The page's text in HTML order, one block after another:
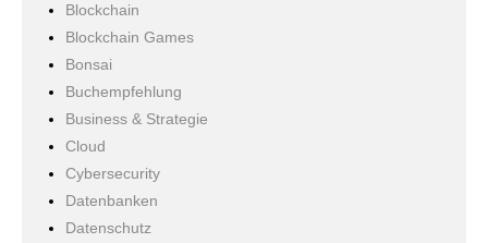
Blockchain
Blockchain Games
Bonsai
Buchempfehlung
Business & Strategie
Cloud
Cybersecurity
Datenbanken
Datenschutz